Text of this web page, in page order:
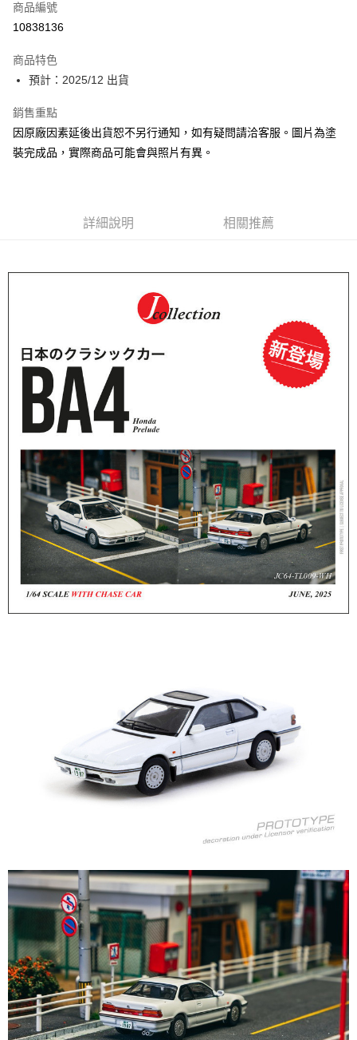
超商取貨付款
Google Pay
全盈+PAY
大哥付你分期
相關說明
流程，驗證手機門號後，選擇欲分期的期數、繳款截止日，確認付款後即完
消。如遇「轉專審核」未通過狀況，表示未達大哥付你分期系統評分，恕無
1.分期款項不併入電信帳單，「大哥付你分期」於每月結算日後寄送繳費提
2.透過簡訊連結打開帳單後，可選擇「超商條碼／台灣大直營門市／銀行轉
帳／街口支付／iPASS MONEY」等通路繳費。
【注意事項】
1.本服務係由「台灣大哥大股份有限公司」（以下簡稱本公司）所提供，讓
用戶於交易時，得透過本服務購買商品或服務，並由商店將買賣／分期付款
買賣價金債權讓與本公司後，依約使用本公司帳單繳交帳款。
資料（包含姓名、電話或地址）提供予台灣大哥大進項蒐集、處理及利用，
由本公司與您本人進行分期帳單所需資料之確認、核對及更正。
3.完整用戶服務條款，請詳閱以下連結：
https://oppay.tw/userRule
每筆NT$90，滿NT$3,000(含以上)免運費
每筆NT$90，滿NT$3,000(含以上)免運費
預購-7-11取貨付款(舊)
每筆NT$90，滿NT$3,000(含以上)免運費
預購-付款後7-11取貨(舊)
每筆NT$90，滿NT$3,000(含以上)免運費
預購-宅配(舊)
每筆NT$120，滿NT$3,000(含以上)免運費
預購-宅配(離島)(舊)
每筆NT$160，滿NT$3,000(含以上)免運費
東海門市自取，需自備購物袋取貨唷。
免運費
商品編號
10838136
商品特色
預計：2025/12 出貨
銷售重點
因原廠因素延後出貨恕不另行通知，如有疑問請洽客服。圖片為塗
裝完成品，實際商品可能會與照片有異。
詳細說明 相關推薦